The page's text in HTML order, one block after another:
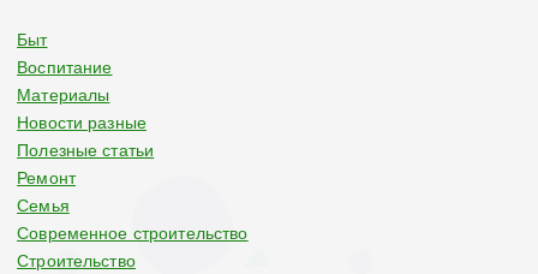
Быт
Воспитание
Материалы
Новости разные
Полезные статьи
Ремонт
Семья
Современное строительство
Строительство